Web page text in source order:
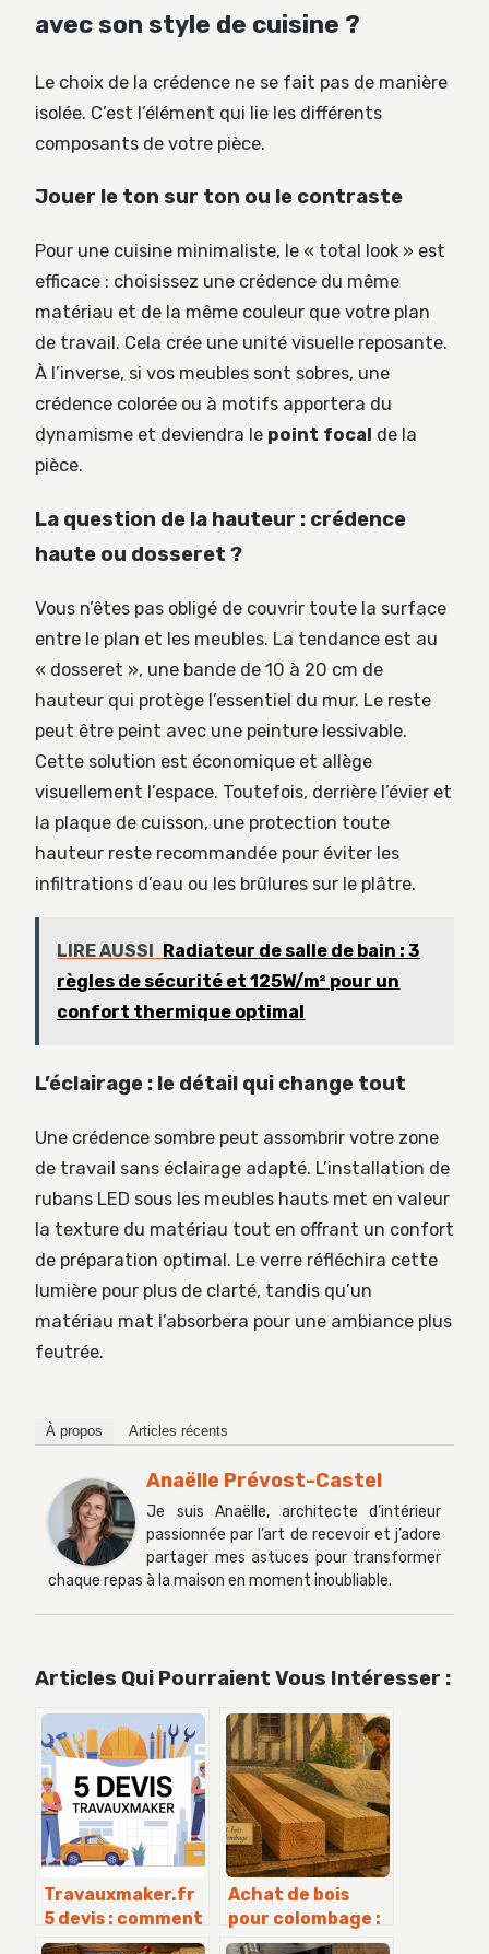
avec son style de cuisine ?
Le choix de la crédence ne se fait pas de manière
isolée. C’est l’élément qui lie les différents
composants de votre pièce.
Jouer le ton sur ton ou le contraste
Pour une cuisine minimaliste, le « total look » est
efficace : choisissez une crédence du même
matériau et de la même couleur que votre plan
de travail. Cela crée une unité visuelle reposante.
À l’inverse, si vos meubles sont sobres, une
crédence colorée ou à motifs apportera du
dynamisme et deviendra le point focal de la
pièce.
La question de la hauteur : crédence
haute ou dosseret ?
Vous n’êtes pas obligé de couvrir toute la surface
entre le plan et les meubles. La tendance est au
« dosseret », une bande de 10 à 20 cm de
hauteur qui protège l’essentiel du mur. Le reste
peut être peint avec une peinture lessivable.
Cette solution est économique et allège
visuellement l’espace. Toutefois, derrière l’évier et
la plaque de cuisson, une protection toute
hauteur reste recommandée pour éviter les
infiltrations d’eau ou les brûlures sur le plâtre.
LIRE AUSSI Radiateur de salle de bain : 3
règles de sécurité et 125W/m² pour un
confort thermique optimal
L’éclairage : le détail qui change tout
Une crédence sombre peut assombrir votre zone
de travail sans éclairage adapté. L’installation de
rubans LED sous les meubles hauts met en valeur
la texture du matériau tout en offrant un confort
de préparation optimal. Le verre réfléchira cette
lumière pour plus de clarté, tandis qu’un
matériau mat l’absorbera pour une ambiance plus
feutrée.
À propos Articles récents
Anaëlle Prévost-Castel
Je suis Anaëlle, architecte d’intérieur
passionnée par l’art de recevoir et j’adore
partager mes astuces pour transformer
chaque repas à la maison en moment inoubliable.
Articles Qui Pourraient Vous Intéresser :
Travauxmaker.fr
5 devis : comment
comparer
Achat de bois
pour colombage :
le guide pour